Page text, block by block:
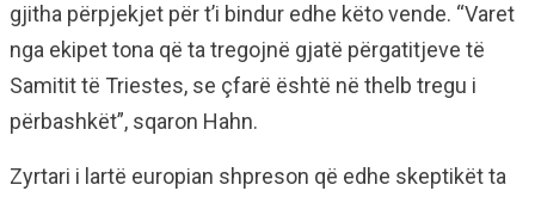
gjitha përpjekjet për t’i bindur edhe këto vende. “Varet
nga ekipet tona që ta tregojnë gjatë përgatitjeve të
Samitit të Triestes, se çfarë është në thelb tregu i
përbashkët”, sqaron Hahn.
Zyrtari i lartë europian shpreson që edhe skeptikët ta